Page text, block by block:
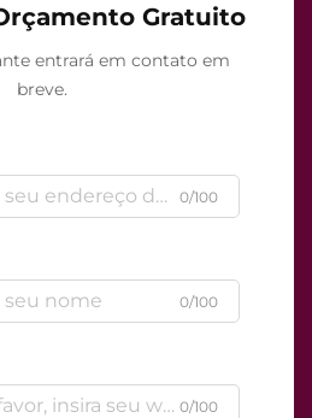
Gratuito
entrará em contato em
breve.
0/100
0/100
0/100